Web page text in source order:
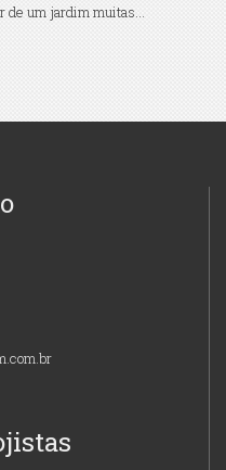
de um jardim muitas...